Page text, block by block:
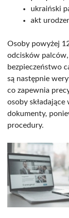
ukraiński
akt
Osoby powyżej
odcisków
bezpieczeństwo
są następnie
co zapewnia
osoby
dokumenty,
procedury.